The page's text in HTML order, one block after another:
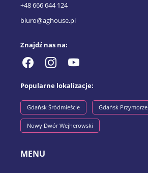
+48 666 644 124
biuro@aghouse.pl
Znajdź nas na:
Popularne lokalizacje:
Gdańsk Śródmieście Gdańsk Przymorze
Nowy Dwór Wejherowski
MENU